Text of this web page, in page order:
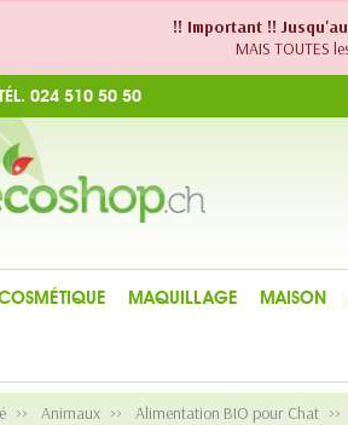
!! Important !!
MAIS TOUTES
024 510 50 50
MAQUILLAGE MAISON
Animaux Alimentation BIO pour Chat